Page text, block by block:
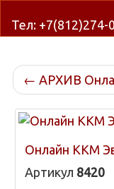
Тел: +7(812)274-
← АРХИВ
Онлайн ККМ
Артикул 8420